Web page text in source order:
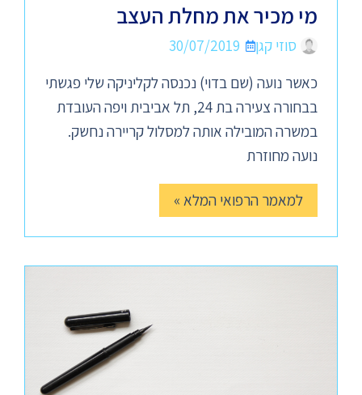
מי מכיר את מחלת העצב
סוזי קגן
30/07/2019
כאשר נועה (שם בדוי) נכנסה לקליניקה שלי פגשתי
בבחורה צעירה בת 24, תל אביבית ויפה העובדת
במשרה המובילה אותה למסלול קריירה נחשק.
נועה מחוזרת
למאמר הרפואי המלא »